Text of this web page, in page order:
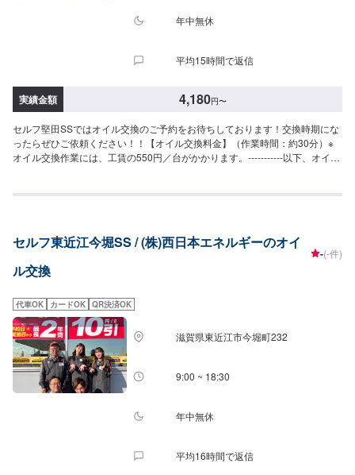
年中無休
平均15時間で返信
実績金額 4,180円〜
セルフ堅田SSではオイル交換のご予約をお待ちしております！交換時期にな
ったらぜひご依頼ください！！【オイル交換料金】（作業時間：約30分）※
オイル交換作業には、工賃の550円／台がかかります。-----------以下、オイル
20▶︎1,870円（0W-20推奨車専用）<ガソリン車用>・0W-20▶︎1,650円（0W-
ィーゼル乗用車）・10W-30▶︎1,370円（DPF装置ディーゼルトラック・バ
ス）-----------その他料金----------->>オイルフィルター2,420円〜／台>>２サイ
クルオイル1,320円〜／台
セルフ東近江今堀SS / (株)西日本エネルギーのオイ
ル交換
-(-件)
代車OK カードOK QR決済OK
滋賀県東近江市今堀町232
9:00 ~ 18:30
年中無休
平均16時間で返信